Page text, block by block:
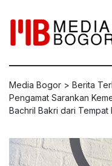
Media Bogor > Berita
Pengamat Sarankan
Bachril Bakri dari